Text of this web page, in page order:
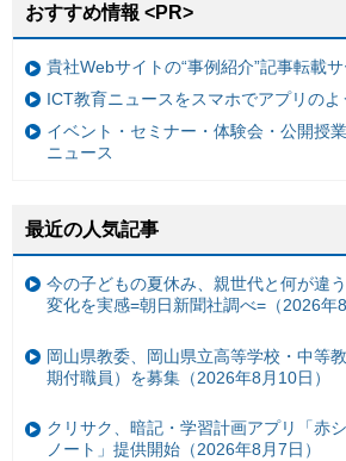
おすすめ情報 <PR>
貴社Webサイトの“事例紹介”記事転載
ICT教育ニュースをスマホでアプリの
イベント・セミナー・体験会・公開授
ニュース
最近の人気記事
今の子どもの夏休み、親世代と何が違
変化を実感=朝日新聞社調べ=（2026年8
岡山県教委、岡山県立高等学校・中等
期付職員）を募集（2026年8月10日）
クリサク、暗記・学習計画アプリ「赤
ノート」提供開始（2026年8月7日）